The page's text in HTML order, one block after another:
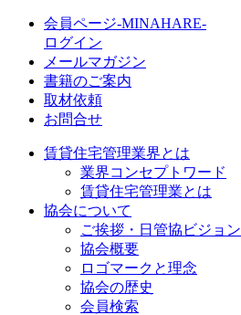
会員ページ-MINAHARE-
ログイン
メールマガジン
書籍のご案内
取材依頼
お問合せ
賃貸住宅管理業界とは
業界コンセプトワード
賃貸住宅管理業とは
協会について
ご挨拶・日管協ビジョン
協会概要
ロゴマークと理念
協会の歴史
会員検索